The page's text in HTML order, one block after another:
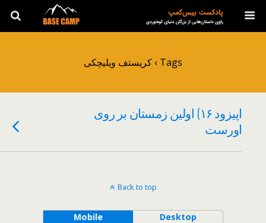
Tags › کریستف ویلیچکی
اپیزود ۱۶) اولین زمستان بر روی
اورست
Back to top
Mobile Desktop